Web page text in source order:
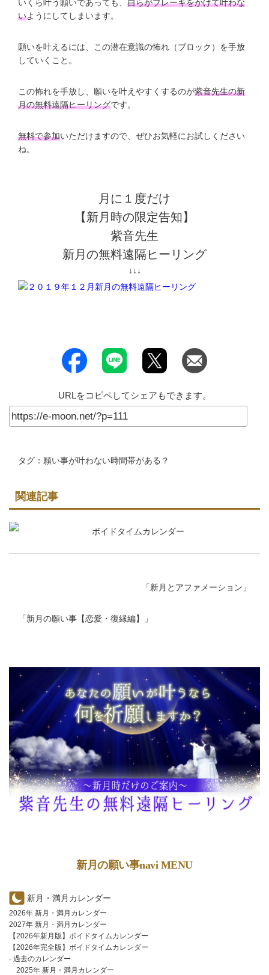
いくら叶う願いであっても、 自らがブレーキをかけて叶わな
いようにしてしまいます。
願いを叶えるには、この潜在意識の怖れ（ブロック）を手放
していくこと。
この怖れを手放し、願いを叶えやすくするのが紫音先生の新
月の無料遠隔ヒーリングです。
無料で参加いただけますので、ぜひお気軽にお試しください
ね。
月に１度だけ
【新月時の限定告知】
紫音先生
新月の無料遠隔ヒーリング
↓↓↓
URLをコピペしてシェアもできます。
タグ： 願い事が叶わない時間帯がある？
関連記事
ボイドタイムカレンダー
「新月とアファメーション 」
「新月の願い事【恋愛・復縁編】 」
新月の願い事navi MENU
新月・満月カレンダー
2026年 新月・満月カレンダー
2027年 新月・満月カレンダー
【2026年新月版】ボイドタイムカレンダー
【2026年完全版】ボイドタイムカレンダー
- 過去のカレンダー
2025年 新月・満月カレンダー